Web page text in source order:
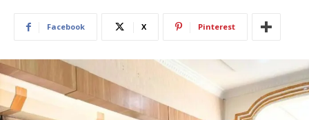
Facebook X Pinterest